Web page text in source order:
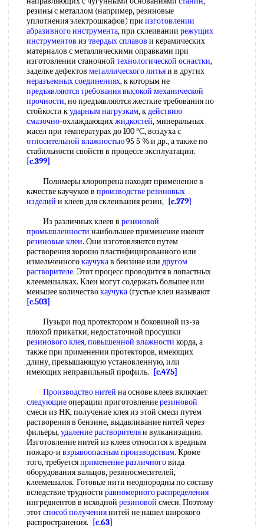
резины с металлом (например, резиновые
уплотнения электрошкафов) при изготовлении
абразивного инструмента, при склеивании режущих
инструментов из твердых сплавов и керамических
материалов с металлическими оправками при
изготовлении станочной технологической оснастки,
заделке дефектов металлического литьяи в других
неразъемных соединениях, к которым не
предъявляются требованиявысокой механической
прочности, но предъявляются жесткие требования по
стойкости кударным нагрузкам, кдействию
смазочно-охлаждающихжидкостей, минеральных
масел при температурах до 100 °С, воздуха с
относительной влажностью95 5 % и др., а также по
стабильности свойств в процессе эксплуатации.
[c.399]
Полимеры хлоропрена находят применение в
качестве каучуков в производстве резиновых
изделий и клеев для склеивания резин, [c.279]
Из различных клеев в резиновой
промышленности наибольшее применение имеют
резиновые клеи. Они изготовляются путем
растворения хорошо пластифицированного или
измельченногокаучукав бензине или другом
растворителе. Этот процесс проводится в лопастных
клеемешалках. Клеи могут содержать большее или
меньшее количествокаучука (густые клеи называют
[c.503]
Пузыри под протектором и боковиной из-за
плохой прикатки, недостаточной просушки
резинового клея,повышенной влажности корда, а
также при применении протекторов, имеющих
длину, превышающую установленную, или
имеющих неправильный профиль.
[c.475]
Производство нитей на основе клеев включает
следующиеоперации приготовлениерезиновой
смеси из НК, получение клея из этой смеси путем
растворения в бензине, выдавливание нитей через
фильеры,удаление растворителяи вулканизацию.
Изготовление нитей из клеев относится к вредным
пожаро-и взрывоопасным производствам. Кроме
того, требуетсяприменение различноговида
оборудования вальцов, резиносмесителей,
клеемешалок. Готовые нити неоднородны по составу
вследствие трудности равномерного распределения
ингредиентов в исходной резиновой смеси. Поэтому
этотспособ получениянитей не нашел широкого
распространения.
[c.63]